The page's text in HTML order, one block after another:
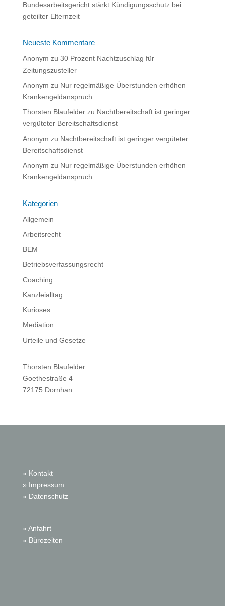
Bundesarbeitsgericht stärkt Kündigungsschutz bei
geteilter Elternzeit
Neueste Kommentare
Anonym zu 30 Prozent Nachtzuschlag für
Zeitungszusteller
Anonym zu Nur regelmäßige Überstunden erhöhen
Krankengeldanspruch
Thorsten Blaufelderzu Nachtbereitschaft ist geringer
vergüteter Bereitschaftsdienst
Anonym zu Nachtbereitschaft ist geringer vergüteter
Bereitschaftsdienst
Anonym zu Nur regelmäßige Überstunden erhöhen
Krankengeldanspruch
Kategorien
Allgemein
Arbeitsrecht
BEM
Betriebsverfassungsrecht
Coaching
Kanzleialltag
Kurioses
Mediation
Urteile und Gesetze
Thorsten Blaufelder
Goethestraße 4
72175 Dornhan
» Kontakt
» Impressum
» Datenschutz
» Anfahrt
» Bürozeiten